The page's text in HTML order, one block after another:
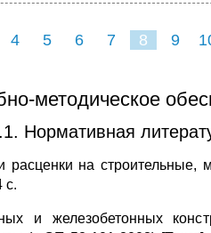
4 5 6 7 8 9
методическое
Нормативная
на строительные,
с.
и железобетонных